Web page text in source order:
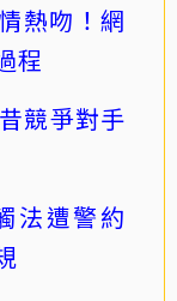
熱吻！網
程
競爭對手
法遭警約